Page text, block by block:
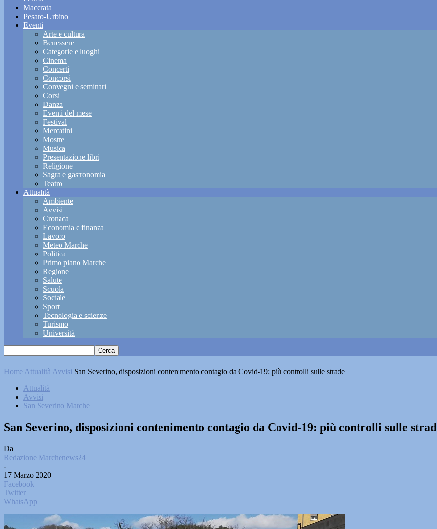
Macerata
Pesaro-Urbino
Eventi
Arte e cultura
Benessere
Categorie e luoghi
Cinema
Concerti
Concorsi
Convegni e seminari
Corsi
Danza
Eventi del mese
Festival
Mercatini
Mostre
Musica
Presentazione libri
Religione
Sagra e gastronomia
Teatro
Attualità
Ambiente
Avvisi
Cronaca
Economia e finanza
Lavoro
Meteo Marche
Politica
Primo piano Marche
Regione
Salute
Scuola
Sociale
Sport
Tecnologia e scienze
Turismo
Università
Home Attualità Avvisi San Severino, disposizioni contenimento contagio da Covid-19: più controlli sulle strade
Attualità
Avvisi
San Severino Marche
San Severino, disposizioni contenimento contagio da Covid-19: più controlli sulle
Da
Redazione Marchenews24
-
17 Marzo 2020
Facebook
Twitter
WhatsApp